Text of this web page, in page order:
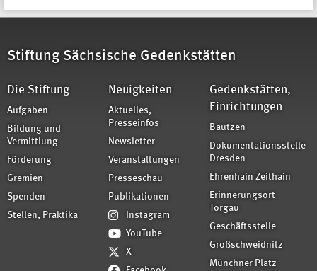
Stiftung Sächsische Gedenkstätten
Die Stiftung
Aufgaben
Bildung und
Vermittlung
Förderung
Gremien
Spenden
Stellen, Praktika
Neuigkeiten
Aktuelles,
Presseinfos
Newsletter
Veranstaltungen
Presseschau
Publikationen
Instagram
YouTube
X
Gedenkstätten,
Einrichtungen
Bautzen
Dokumentationsstelle
Dresden
Ehrenhain Zeithain
Erinnerungsort
Torgau
Geschäftsstelle
Großschweidnitz
Münchner Platz